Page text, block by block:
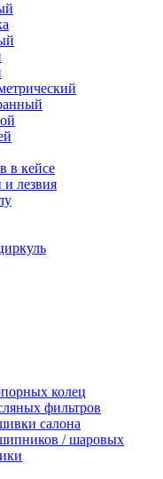
в кейсе
лезвия
колец
фильтров
салона
/ шаровых